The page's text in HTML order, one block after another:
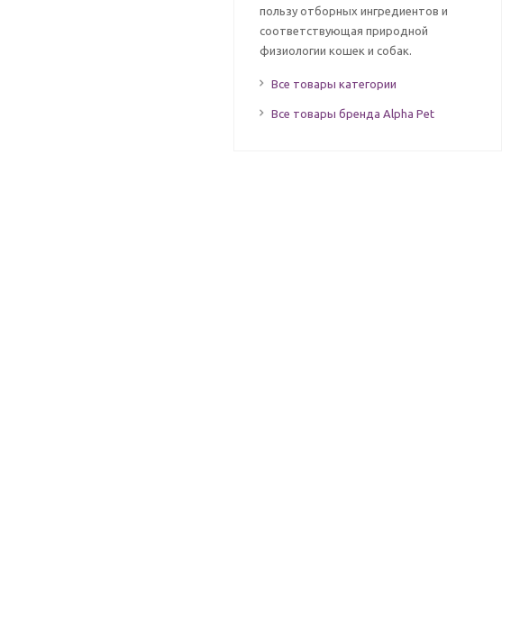
пользу отборных ингредиентов и
соответствующая природной
физиологии кошек и собак.
Все товары категории
Все товары бренда Alpha Pet